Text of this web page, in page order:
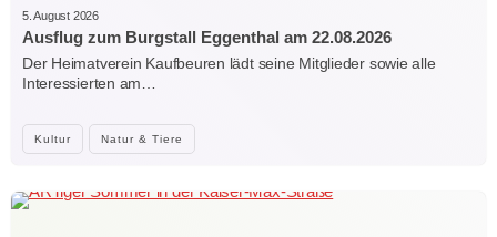
Kultur Natur & Tiere
5. August 2026
Ausflug zum Burgstall Eggenthal am 22.08.2026
Der Heimatverein Kaufbeuren lädt seine Mitglieder sowie alle
Interessierten am…